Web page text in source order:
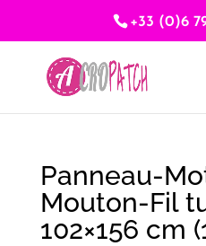
+33 (0)6
Panneau-
Mouton-Fil
102×156 cm